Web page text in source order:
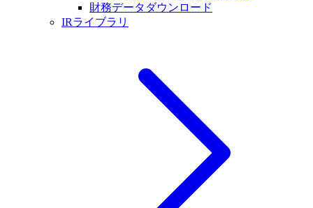
財務データダウンロード
IRライブラリ